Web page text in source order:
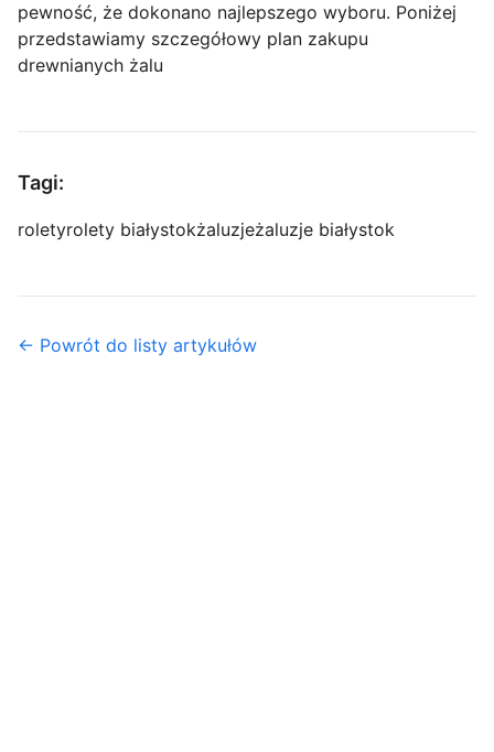
pewność, że dokonano najlepszego wyboru. Poniżej
przedstawiamy szczegółowy plan zakupu
drewnianych żalu
Tagi:
roletyrolety białystokżaluzjeżaluzje białystok
← Powrót do listy artykułów